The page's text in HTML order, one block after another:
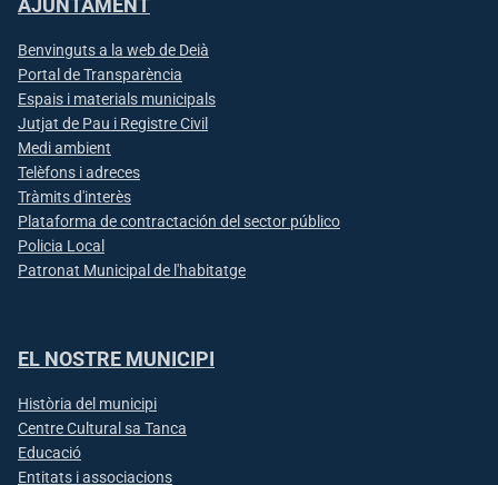
AJUNTAMENT
Benvinguts a la web de Deià
Portal de Transparència
Espais i materials municipals
Jutjat de Pau i Registre Civil
Medi ambient
Telèfons i adreces
Tràmits d'interès
Plataforma de contractación del sector público
Policia Local
Patronat Municipal de l'habitatge
EL NOSTRE MUNICIPI
Història del municipi
Centre Cultural sa Tanca
Educació
Entitats i associacions